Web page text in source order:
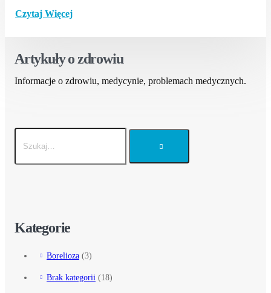
Czytaj Więcej
Artykuły o zdrowiu
Informacje o zdrowiu, medycynie, problemach medycznych.
Kategorie
Borelioza (3)
Brak kategorii (18)